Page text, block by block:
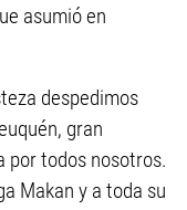
asumió en
despedimos
gran
por todos nosotros.
Makan y a toda su